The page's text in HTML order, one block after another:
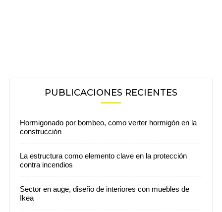
PUBLICACIONES RECIENTES
Hormigonado por bombeo, como verter hormigón en la
construcción
La estructura como elemento clave en la protección
contra incendios
Sector en auge, diseño de interiores con muebles de
Ikea